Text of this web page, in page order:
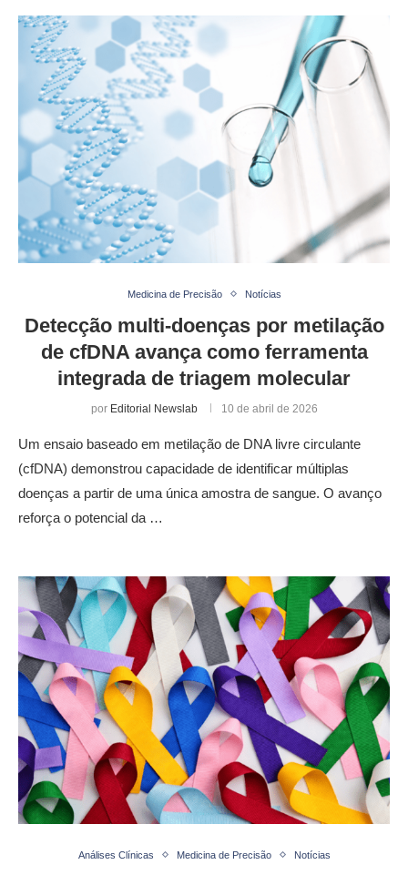
Medicina de Precisão Notícias
Detecção multi-doenças por metilação
de cfDNA avança como ferramenta
integrada de triagem molecular
por Editorial Newslab 10 de abril de 2026
Um ensaio baseado em metilação de DNA livre circulante
(cfDNA) demonstrou capacidade de identificar múltiplas
doenças a partir de uma única amostra de sangue. O avanço
reforça o potencial da …
Análises Clínicas Medicina de Precisão Notícias